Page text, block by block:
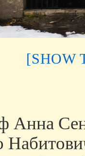
[SHOW
Анна